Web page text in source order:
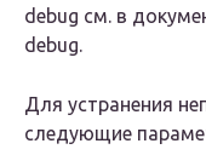
debug см. в
debug.
Для устранения
следующие